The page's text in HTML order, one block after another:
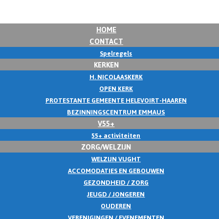
HOME
CONTACT
Spelregels
KERKEN
H. NICOLAASKERK
OPEN KERK
PROTESTANTE GEMEENTE HELEVOIRT-HAAREN
BEZINNINGSCENTRUM EMMAUS
V55+
55+ activiteiten
ZORG/WELZIJN
WELZIJN VUGHT
ACCOMODATIES EN GEBOUWEN
GEZONDHEID / ZORG
JEUGD / JONGEREN
OUDEREN